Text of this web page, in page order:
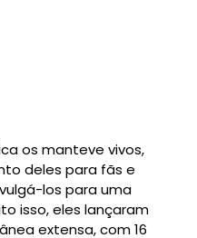
os manteve vivos,
deles para fãs e
los para uma
isso, eles lançaram
extensa, com 16